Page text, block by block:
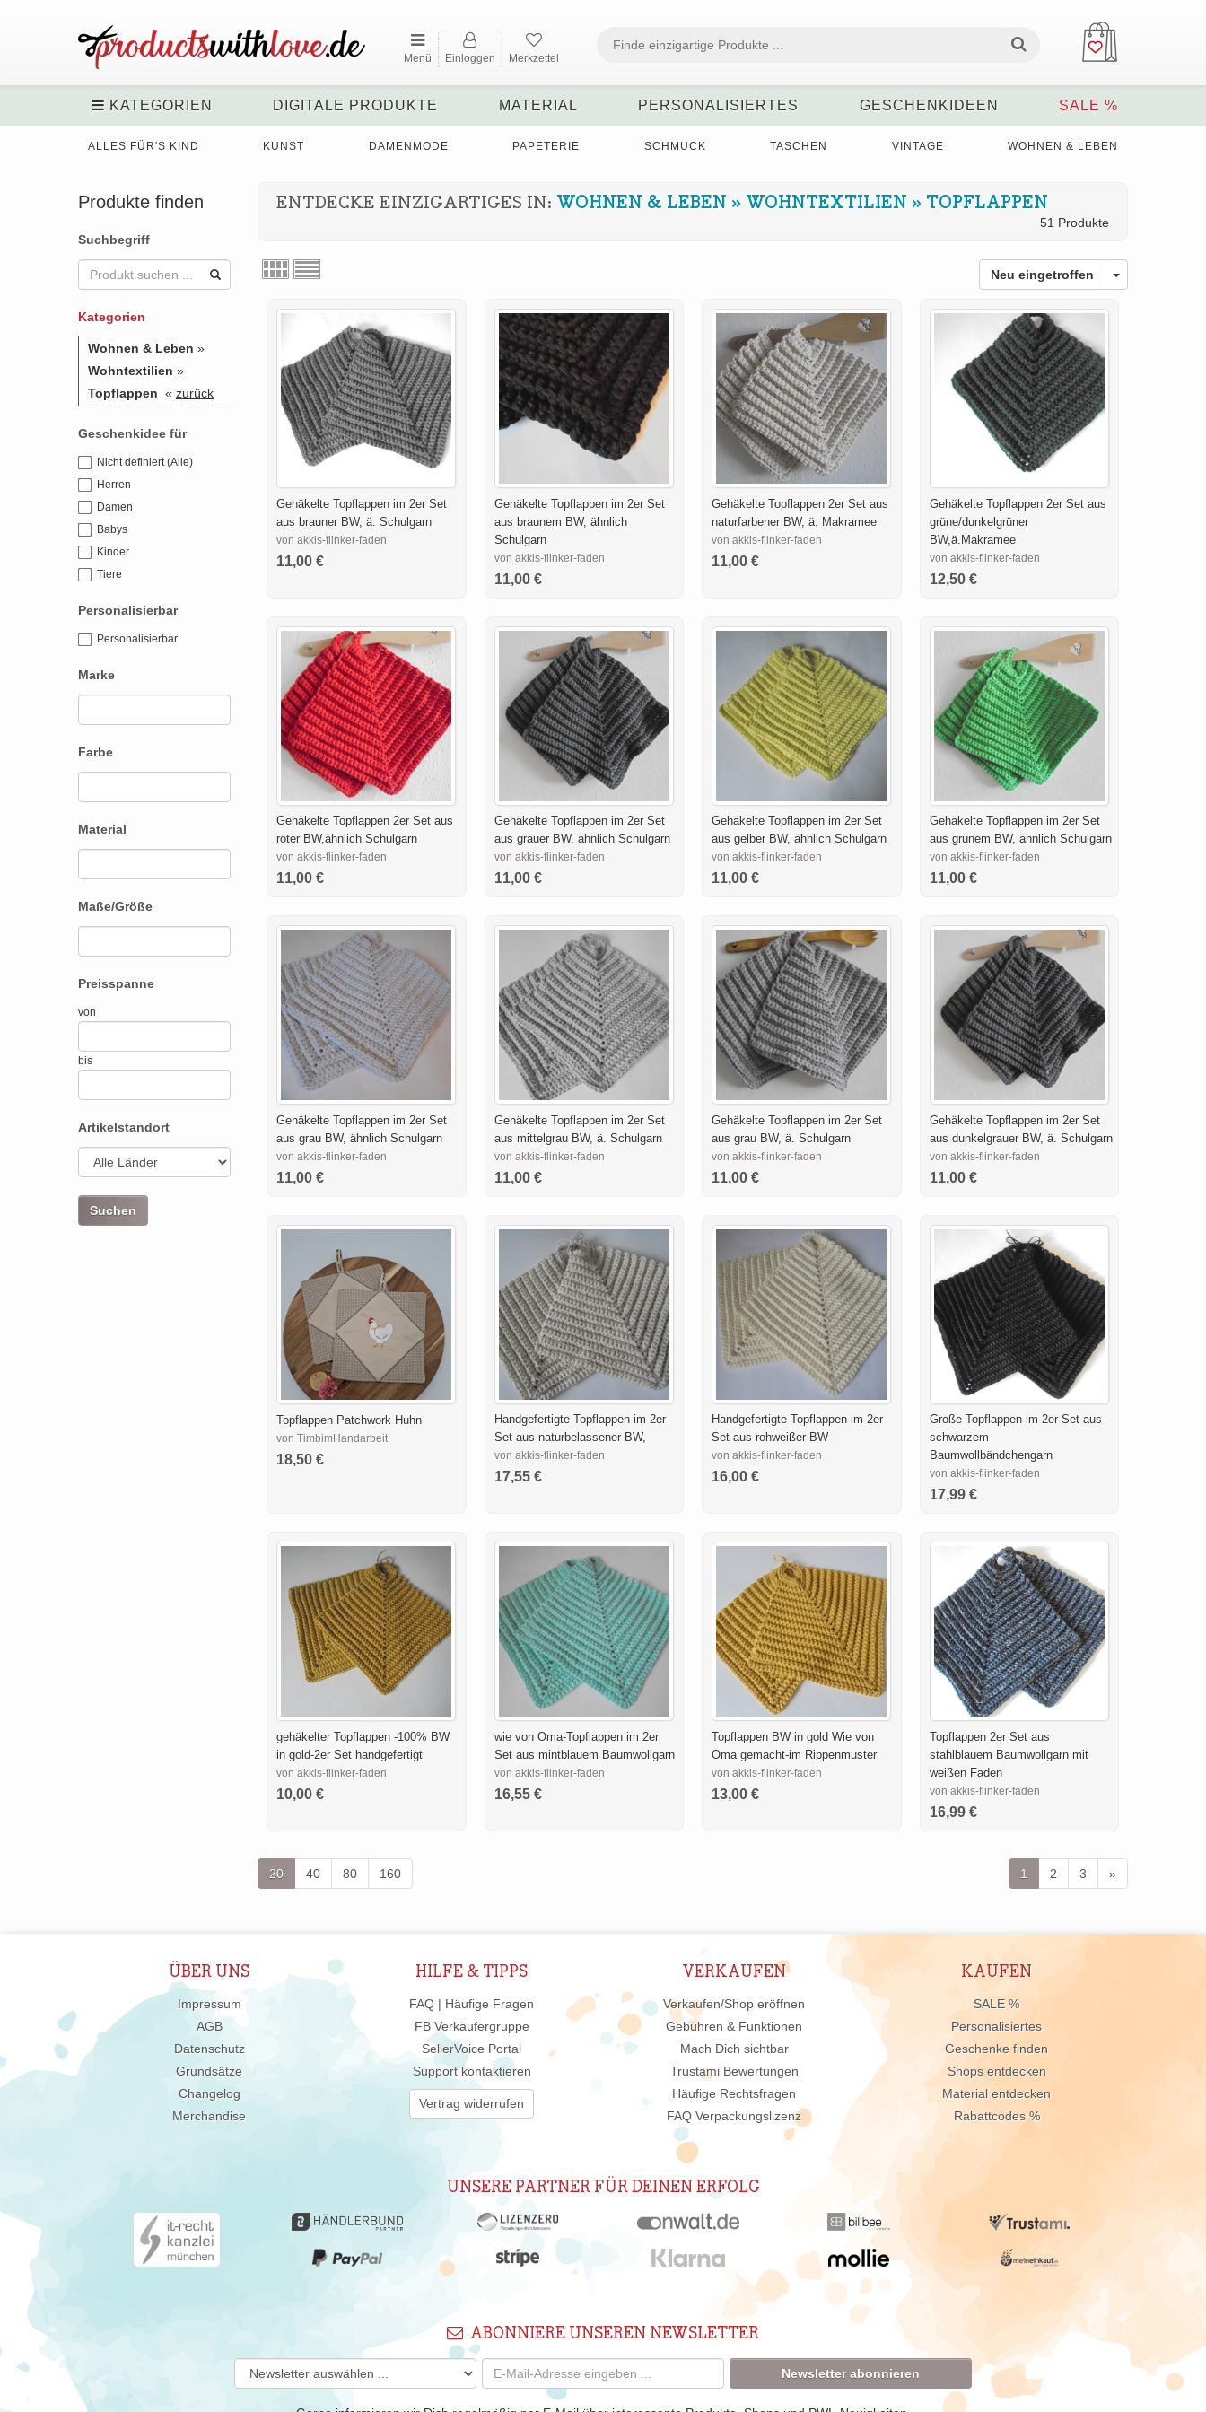
Menü Einloggen Merkzettel
KATEGORIEN DIGITALE PRODUKTE MATERIAL PERSONALISIERTES GESCHENKIDEEN SALE %
ALLES FÜR'S KIND KUNST DAMENMODE PAPETERIE SCHMUCK TASCHEN VINTAGE WOHNEN & LEBEN
Produkte finden
Suchbegriff
Kategorien
Wohnen & Leben »
Wohntextilien »
Topflappen « zurück
Geschenkidee für
Nicht definiert (Alle)
Herren
Damen
Babys
Kinder
Tiere
Personalisierbar
Personalisierbar
Marke
Farbe
Material
Maße/Größe
Preisspanne
von
bis
Artikelstandort
ENTDECKE EINZIGARTIGES IN: WOHNEN & LEBEN » WOHNTEXTILIEN » TOPFLAPPEN
51 Produkte
Neu eingetroffen
Gehäkelte Topflappen im 2er Set
aus brauner BW, ä. Schulgarn
von akkis-flinker-faden
11,00 €
Gehäkelte Topflappen im 2er Set
aus braunem BW, ähnlich
Schulgarn
von akkis-flinker-faden
11,00 €
Gehäkelte Topflappen 2er Set aus
naturfarbener BW, ä. Makramee
von akkis-flinker-faden
11,00 €
Gehäkelte Topflappen 2er Set aus
grüne/dunkelgrüner
BW,ä.Makramee
von akkis-flinker-faden
12,50 €
Gehäkelte Topflappen 2er Set aus
roter BW,ähnlich Schulgarn
von akkis-flinker-faden
11,00 €
Gehäkelte Topflappen im 2er Set
aus grauer BW, ähnlich Schulgarn
von akkis-flinker-faden
11,00 €
Gehäkelte Topflappen im 2er Set
aus gelber BW, ähnlich Schulgarn
von akkis-flinker-faden
11,00 €
Gehäkelte Topflappen im 2er Set
aus grünem BW, ähnlich Schulgarn
von akkis-flinker-faden
11,00 €
Gehäkelte Topflappen im 2er Set
aus grau BW, ähnlich Schulgarn
von akkis-flinker-faden
11,00 €
Gehäkelte Topflappen im 2er Set
aus mittelgrau BW, ä. Schulgarn
von akkis-flinker-faden
11,00 €
Gehäkelte Topflappen im 2er Set
aus grau BW, ä. Schulgarn
von akkis-flinker-faden
11,00 €
Gehäkelte Topflappen im 2er Set
aus dunkelgrauer BW, ä. Schulgarn
von akkis-flinker-faden
11,00 €
Topflappen Patchwork Huhn
von TimbimHandarbeit
18,50 €
Handgefertigte Topflappen im 2er
Set aus naturbelassener BW,
von akkis-flinker-faden
17,55 €
Handgefertigte Topflappen im 2er
Set aus rohweißer BW
von akkis-flinker-faden
16,00 €
Große Topflappen im 2er Set aus
schwarzem
Baumwollbändchengarn
von akkis-flinker-faden
17,99 €
gehäkelter Topflappen -100% BW
in gold-2er Set handgefertigt
von akkis-flinker-faden
10,00 €
wie von Oma-Topflappen im 2er
Set aus mintblauem Baumwollgarn
von akkis-flinker-faden
16,55 €
Topflappen BW in gold Wie von
Oma gemacht-im Rippenmuster
von akkis-flinker-faden
13,00 €
Topflappen 2er Set aus
stahlblauem Baumwollgarn mit
weißen Faden
von akkis-flinker-faden
16,99 €
20 40 80 160 1 2 3 »
ÜBER UNS
Impressum
AGB
Datenschutz
Grundsätze
Changelog
Merchandise
HILFE & TIPPS
FAQ | Häufige Fragen
FB Verkäufergruppe
SellerVoice Portal
Support kontaktieren
Vertrag widerrufen
VERKAUFEN
Verkaufen/Shop eröffnen
Gebühren & Funktionen
Mach Dich sichtbar
Trustami Bewertungen
Häufige Rechtsfragen
FAQ Verpackungslizenz
KAUFEN
SALE %
Personalisiertes
Geschenke finden
Shops entdecken
Material entdecken
Rabattcodes %
UNSERE PARTNER FÜR DEINEN ERFOLG
ABONNIERE UNSEREN NEWSLETTER
Newsletter abonnieren